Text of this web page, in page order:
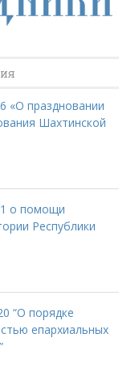
«О праздновании
Шахтинской
о помощи
Республики
“О порядке
епархиальных